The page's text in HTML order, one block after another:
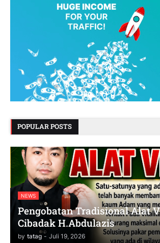
POPULAR POSTS
NEWS
Pengobatan Tradisional Alat
Cibadak H.Abdulazis
by tatag - Juli 19, 2026